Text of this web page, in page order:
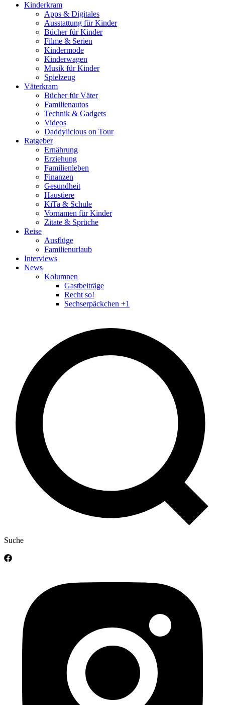
Kinderkram
Apps & Digitales
Ausstattung für Kinder
Bücher für Kinder
Filme & Serien
Kindermode
Kinderwagen
Musik für Kinder
Spielzeug
Väterkram
Bücher für Väter
Familienautos
Technik & Gadgets
Videos
Daddylicious on Tour
Ratgeber
Ernährung
Erziehung
Familienleben
Finanzen
Gesundheit
Haustiere
KiTa & Schule
Vornamen für Kinder
Zitate & Sprüche
Reise
Ausflüge
Familienurlaub
Interviews
News
Kolumnen
Gastbeiträge
Recht so!
Sechserpäckchen +1
Suche